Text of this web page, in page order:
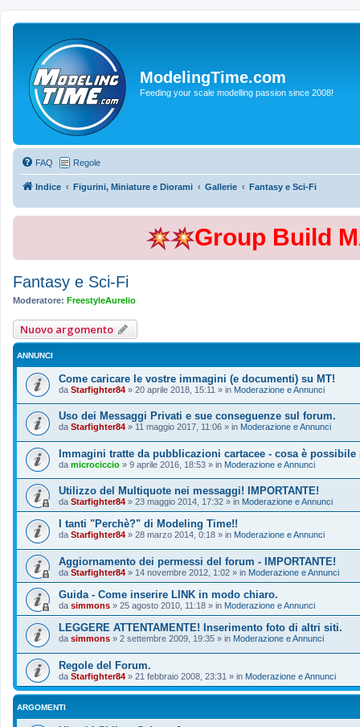
ModelingTime.com
Feeding your scale modelling passion since 2008!
FAQ Regole
Indice Figurini, Miniature e Diorami Gallerie Fantasy e Sci-Fi
Group Build
Fantasy e Sci-Fi
Moderatore: FreestyleAurelio
Nuovo argomento
ANNUNCI
Come caricare le vostre immagini (e documenti) su MT!
da Starfighter84 » 20 aprile 2018, 15:11 » in Moderazione e Annunci
Uso dei Messaggi Privati e sue conseguenze sul forum.
da Starfighter84 » 11 maggio 2017, 11:06 » in Moderazione e Annunci
Immagini tratte da pubblicazioni cartacee - cosa è possibile
da microciccio » 9 aprile 2016, 18:53 » in Moderazione e Annunci
Utilizzo del Multiquote nei messaggi! IMPORTANTE!
da Starfighter84 » 23 maggio 2014, 17:32 » in Moderazione e Annunci
I tanti "Perchè?" di Modeling Time!!
da Starfighter84 » 28 marzo 2014, 0:18 » in Moderazione e Annunci
Aggiornamento dei permessi del forum - IMPORTANTE!
da Starfighter84 » 14 novembre 2012, 1:02 » in Moderazione e Annunci
Guida - Come inserire LINK in modo chiaro.
da simmons » 25 agosto 2010, 11:18 » in Moderazione e Annunci
LEGGERE ATTENTAMENTE! Inserimento foto di altri siti.
da simmons » 2 settembre 2009, 19:35 » in Moderazione e Annunci
Regole del Forum.
da Starfighter84 » 21 febbraio 2008, 23:31 » in Moderazione e Annunci
ARGOMENTI